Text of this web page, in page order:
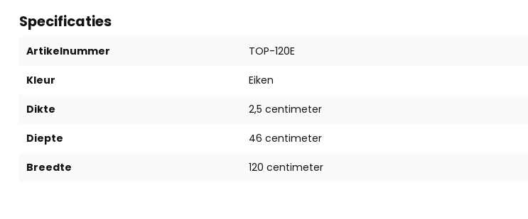
Specificaties
Artikelnummer TOP-120E
Kleur Eiken
Dikte 2,5 centimeter
Diepte 46 centimeter
Breedte 120 centimeter